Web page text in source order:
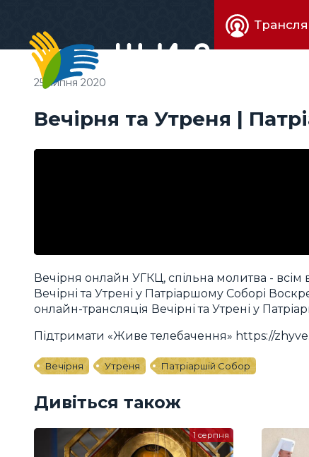
Живе
Вечірня та Утреня |
25 липня 2020
Вечірня онлайн УГКЦ, спільна молитва -
Вечірні та Утрені у Патріаршому Соборі
онлайн-трансляція Вечірні та Утрені у
Підтримати «Живе телебачення» https://
Вечірня Утреня Патріаршій Собор
Дивіться також
1 серпня